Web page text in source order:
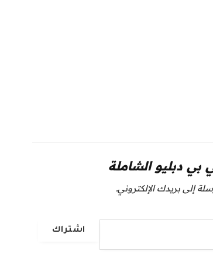
دبليو الشاملة
إلى بريدك الإلكتروني.
اشتراك